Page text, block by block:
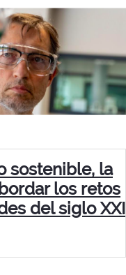
sostenible, la
los retos
del siglo XXI